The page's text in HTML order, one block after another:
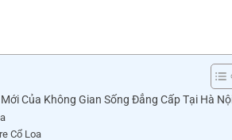
Của Không Gian Sống Đẳng Cấp Tại Hà
Cổ Loa